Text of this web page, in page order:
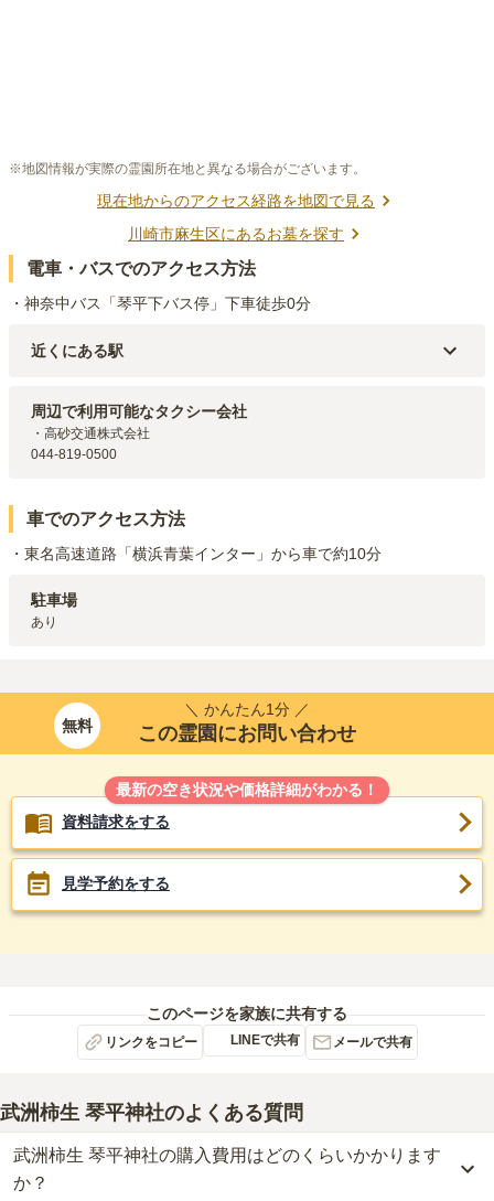
※地図情報が実際の霊園所在地と異なる場合がございます。
現在地からのアクセス経路を地図で見る
川崎市麻生区にあるお墓を探す
電車・バスでのアクセス方法
・神奈中バス「琴平下バス停」下車徒歩0分
近くにある駅
小田急線
百合ヶ丘駅（4.1km）
東急田園都市線
たまプラーザ
小田急多摩線
周辺で利用可能なタクシー会社
・高砂交通株式会社
044-819-0500
車でのアクセス方法
・東名高速道路「横浜青葉インター」から車で約10分
駐車場
あり
無料
＼ かんたん1分 ／
この霊園にお問い合わせ
最新の空き状況や価格詳細がわかる！
資料請求をする
見学予約をする
このページを家族に共有する
リンクをコピー LINEで共有 メールで共有
武洲柿生 琴平神社のよくある質問
武洲柿生 琴平神社の購入費用はどのくらいかかります
か？